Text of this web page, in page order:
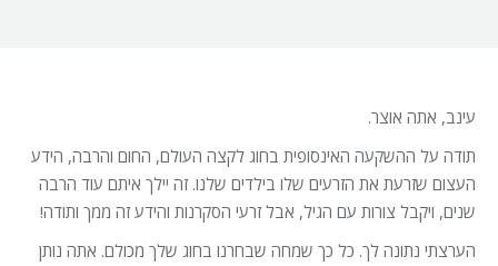
עינב, אתה אוצר.
תודה על ההשקעה האינסופית בחוג לקצה העולם, החום והרבה, הידע
העצום שזרעת את הזרעים שלו בילדים שלנו. זה יילך איתם עוד הרבה
שנים, ויקבל צורות עם הגיל, אבל זרעי הסקרנות והידע זה ממך ותודה!
הערצתי נתונה לך. כל כך שמחה שבחרנו בחוג שלך מכולם. אתה נותן